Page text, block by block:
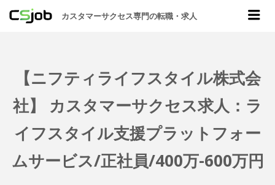
CSJOB
カスタマーサクセス専門の転職・求人
【ニフティライフスタイル株式会
社】 カスタマーサクセス求人：ラ
イフスタイル支援プラットフォー
ムサービス/正社員/400万-600万円